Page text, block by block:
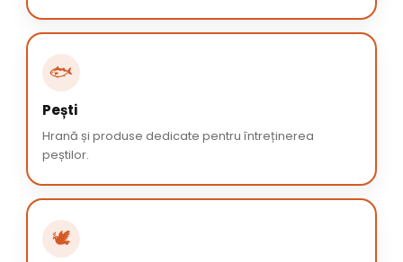
🐟
Pești
Hrană și produse dedicate pentru întreținerea
peștilor.
🕊️